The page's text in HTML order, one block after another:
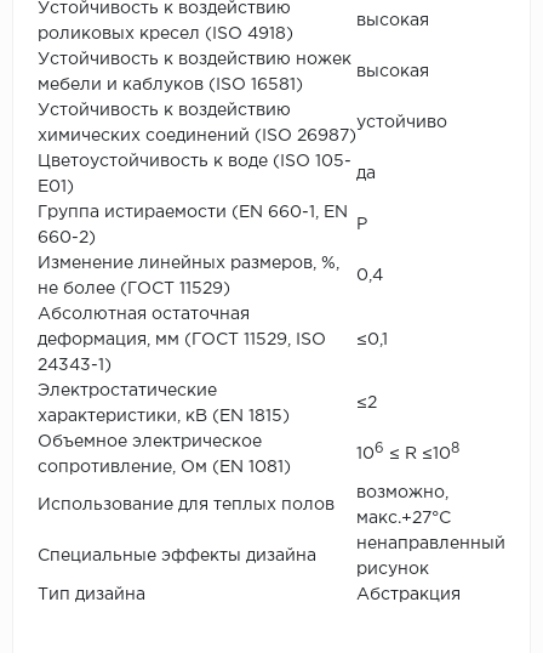
Устойчивость к воздействию
роликовых кресел (ISO 4918)
высокая
Устойчивость к воздействию ножек
мебели и каблуков (ISO 16581)
высокая
Устойчивость к воздействию
химических соединений (ISO 26987)
устойчиво
Цветоустойчивость к воде (ISO 105-
E01)
да
Группа истираемости (EN 660-1, EN
660-2)
P
Изменение линейных размеров, %,
не более (ГОСТ 11529)
0,4
Абсолютная остаточная
деформация, мм (ГОСТ 11529, ISO
24343-1)
≤0,1
Электростатические
характеристики, кВ (EN 1815)
≤2
Объемное электрическое
сопротивление, Ом (EN 1081)
106 ≤ R ≤108
Использование для теплых полов
возможно,
макс.+27°С
Специальные эффекты дизайна
ненаправленный
рисунок
Тип дизайна
Абстракция